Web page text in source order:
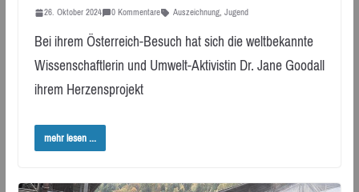
26. Oktober 2024 0 Kommentare Auszeichnung, Jugend
Bei ihrem Österreich-Besuch hat sich die weltbekannte
Wissenschaftlerin und Umwelt-Aktivistin Dr. Jane Goodall
ihrem Herzensprojekt
mehr lesen ...